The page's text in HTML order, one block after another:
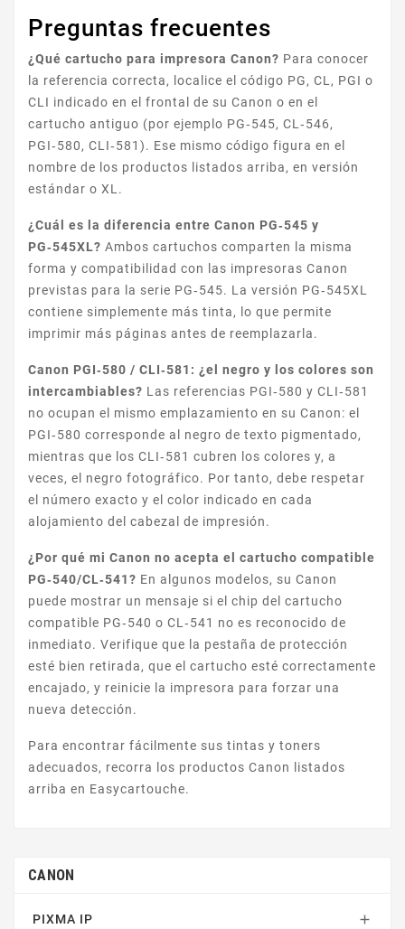
CANON FAX L
LASERCLASS
IMAGERUNNER
Preguntas frecuentes
¿Qué cartucho para impresora Canon? Para conocer
la referencia correcta, localice el código PG, CL, PGI o
CLI indicado en el frontal de su Canon o en el
cartucho antiguo (por ejemplo PG‑545, CL‑546,
PGI‑580, CLI‑581). Ese mismo código figura en el
nombre de los productos listados arriba, en versión
estándar o XL.
¿Cuál es la diferencia entre Canon PG‑545 y
PG‑545XL? Ambos cartuchos comparten la misma
forma y compatibilidad con las impresoras Canon
previstas para la serie PG‑545. La versión PG‑545XL
contiene simplemente más tinta, lo que permite
imprimir más páginas antes de reemplazarla.
Canon PGI‑580 / CLI‑581: ¿el negro y los colores son
intercambiables? Las referencias PGI‑580 y CLI‑581
no ocupan el mismo emplazamiento en su Canon: el
PGI‑580 corresponde al negro de texto pigmentado,
mientras que los CLI‑581 cubren los colores y, a
veces, el negro fotográfico. Por tanto, debe respetar
el número exacto y el color indicado en cada
alojamiento del cabezal de impresión.
¿Por qué mi Canon no acepta el cartucho compatible
PG‑540/CL‑541? En algunos modelos, su Canon
puede mostrar un mensaje si el chip del cartucho
compatible PG‑540 o CL‑541 no es reconocido de
inmediato. Verifique que la pestaña de protección
esté bien retirada, que el cartucho esté correctamente
encajado, y reinicie la impresora para forzar una
nueva detección.
Para encontrar fácilmente sus tintas y toners
adecuados, recorra los productos Canon listados
arriba en Easycartouche.
CANON
PIXMA IP 